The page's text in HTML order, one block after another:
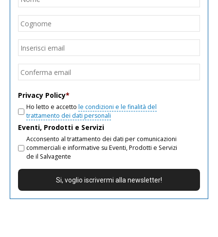
Email
Privacy Policy*
Ho letto e accetto le condizioni e le finalità del
trattamento dei dati personali
Eventi, Prodotti e Servizi
Acconsento al trattamento dei dati per comunicazioni
commerciali e informative su Eventi, Prodotti e Servizi
de il Salvagente